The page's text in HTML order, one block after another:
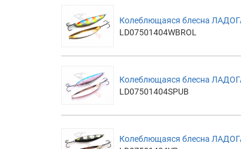
Колеблющаяся блесна
LD07501404WBROL
Колеблющаяся блесна
LD07501404SPUB
Колеблющаяся блесна